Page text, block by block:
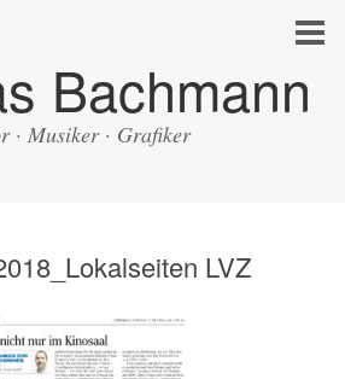
Bachmann
· Musiker · Grafiker
LVZ